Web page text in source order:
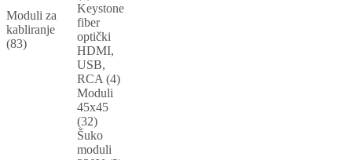
Moduli za
kabliranje
(83)
Keystone
fiber
optički
HDMI,
USB,
RCA (4)
Moduli
45x45
(32)
Šuko
moduli